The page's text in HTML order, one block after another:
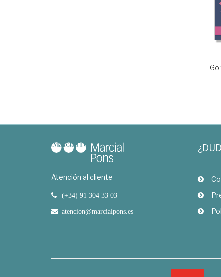
Atención al cliente
(+34) 91 304 33 03
atencion@marcialpons.es